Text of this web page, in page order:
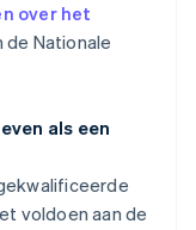
over het
de Nationale
als een
voldoen aan de